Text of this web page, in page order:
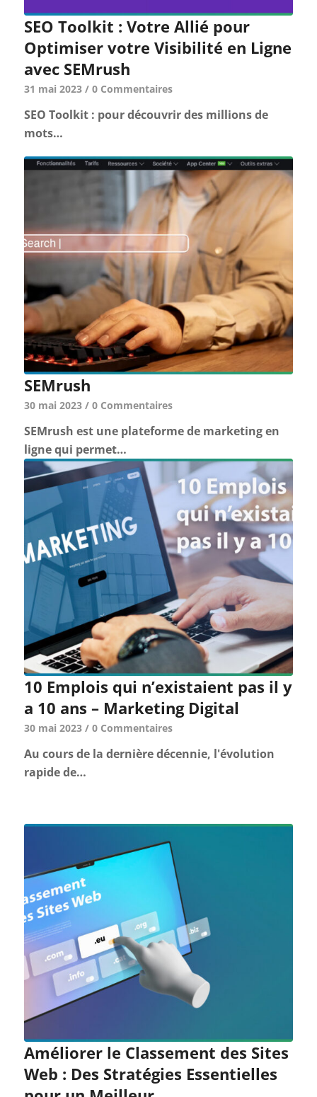
SEO Toolkit : Votre Allié pour
Optimiser votre Visibilité en Ligne
avec SEMrush
31 mai 2023 / 0 Commentaires
SEO Toolkit : pour découvrir des millions de
mots…
SEMrush
30 mai 2023 / 0 Commentaires
SEMrush est une plateforme de marketing en
ligne qui permet…
10 Emplois qui n’existaient pas il y
a 10 ans – Marketing Digital
30 mai 2023 / 0 Commentaires
Au cours de la dernière décennie, l'évolution
rapide de…
Améliorer le Classement des Sites
Web : Des Stratégies Essentielles